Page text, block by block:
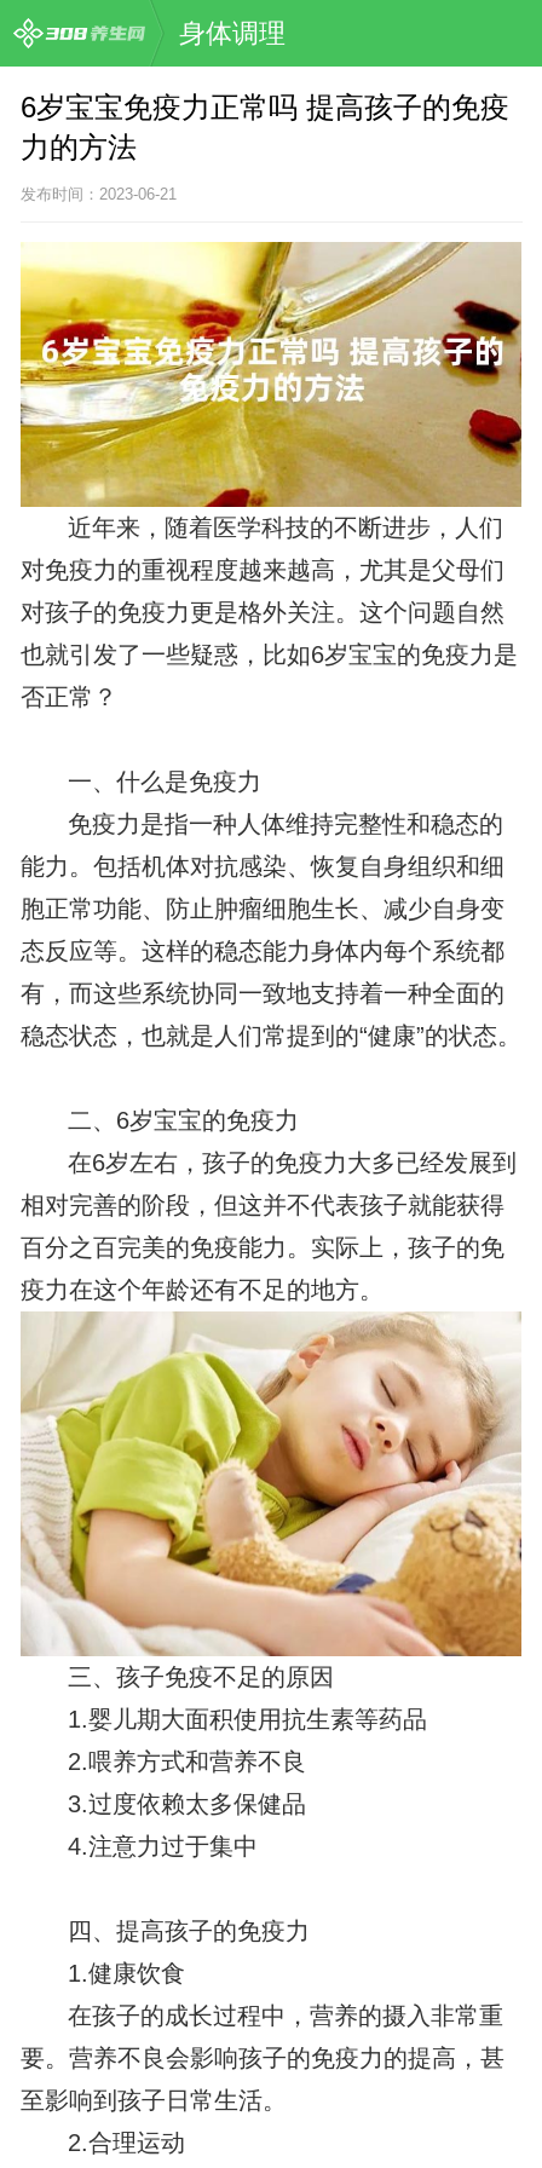
身体调理
6岁宝宝免疫力正常吗 提高孩子的免疫
力的方法
发布时间：2023-06-21
近年来，随着医学科技的不断进步，人们
对免疫力的重视程度越来越高，尤其是父母们
对孩子的免疫力更是格外关注。这个问题自然
也就引发了一些疑惑，比如6岁宝宝的免疫力是
否正常？
一、什么是免疫力
免疫力是指一种人体维持完整性和稳态的
能力。包括机体对抗感染、恢复自身组织和细
胞正常功能、防止肿瘤细胞生长、减少自身变
态反应等。这样的稳态能力身体内每个系统都
有，而这些系统协同一致地支持着一种全面的
稳态状态，也就是人们常提到的“健康”的状态。
二、6岁宝宝的免疫力
在6岁左右，孩子的免疫力大多已经发展到
相对完善的阶段，但这并不代表孩子就能获得
百分之百完美的免疫能力。实际上，孩子的免
疫力在这个年龄还有不足的地方。
三、孩子免疫不足的原因
1.婴儿期大面积使用抗生素等药品
2.喂养方式和营养不良
3.过度依赖太多保健品
4.注意力过于集中
四、提高孩子的免疫力
1.健康饮食
在孩子的成长过程中，营养的摄入非常重
要。营养不良会影响孩子的免疫力的提高，甚
至影响到孩子日常生活。
2.合理运动